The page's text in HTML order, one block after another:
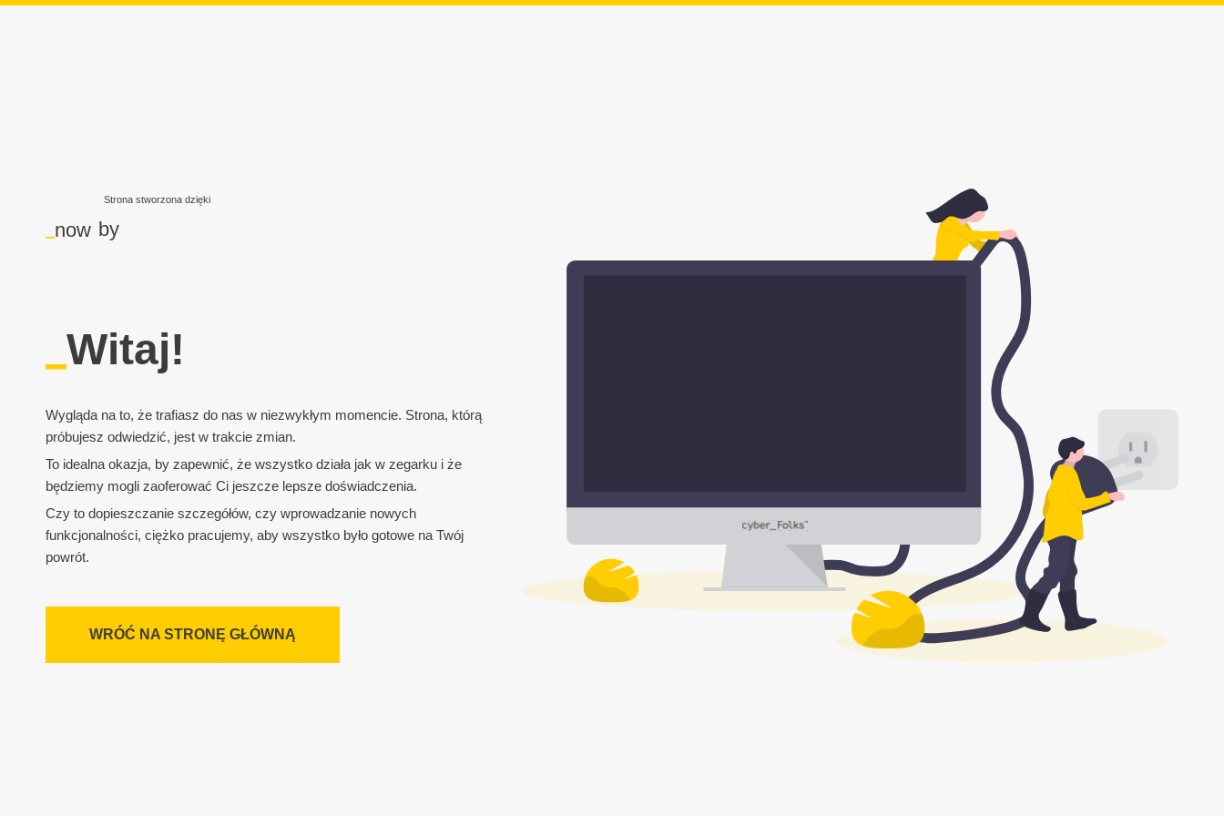
Strona stworzona dzięki
now by
Witaj!
Wygląda na to, że trafiasz do nas w niezwykłym momencie. Strona, którą
próbujesz odwiedzić, jest w trakcie zmian.
To idealna okazja, by zapewnić, że wszystko działa jak w zegarku i że
będziemy mogli zaoferować Ci jeszcze lepsze doświadczenia.
Czy to dopieszczanie szczegółów, czy wprowadzanie nowych
funkcjonalności, ciężko pracujemy, aby wszystko było gotowe na Twój
powrót.
WRÓĆ NA STRONĘ GŁÓWNĄ